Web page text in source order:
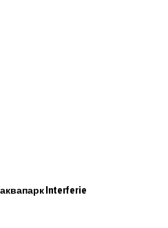
аквапарк Interferie